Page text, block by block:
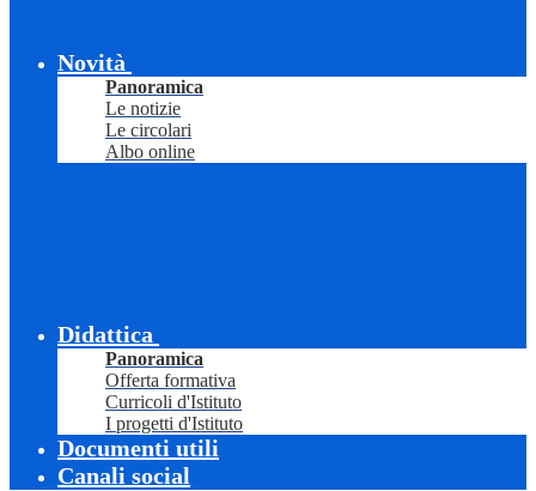
Novità
Panoramica
Le notizie
Le circolari
Albo online
Didattica
Panoramica
Offerta formativa
Curricoli d'Istituto
I progetti d'Istituto
Documenti utili
Canali social